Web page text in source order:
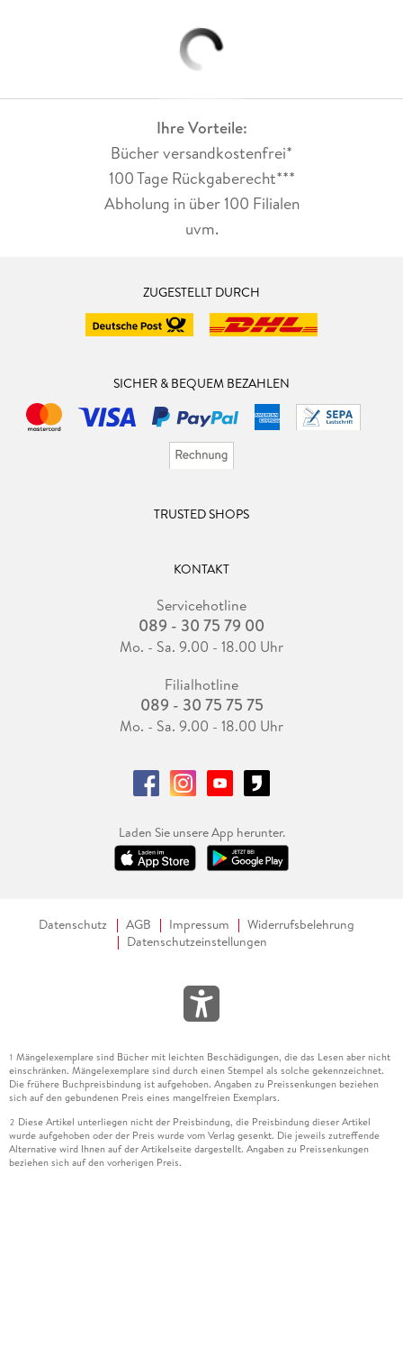
Ihre Vorteile:
Bücher versandkostenfrei*
100 Tage Rückgaberecht***
Abholung in über 100 Filialen
uvm.
ZUGESTELLT DURCH
SICHER & BEQUEM BEZAHLEN
TRUSTED SHOPS
KONTAKT
Servicehotline
089 - 30 75 79 00
Mo. - Sa. 9.00 - 18.00 Uhr
Filialhotline
089 - 30 75 75 75
Mo. - Sa. 9.00 - 18.00 Uhr
Laden Sie unsere App herunter.
Datenschutz AGB Impressum
Widerrufsbelehrung
Datenschutzeinstellungen
1 Mängelexemplare sind Bücher mit leichten Beschädigungen, die das Lesen aber nicht
einschränken. Mängelexemplare sind durch einen Stempel als solche gekennzeichnet.
Die frühere Buchpreisbindung ist aufgehoben. Angaben zu Preissenkungen beziehen
sich auf den gebundenen Preis eines mangelfreien Exemplars.
2 Diese Artikel unterliegen nicht der Preisbindung, die Preisbindung dieser Artikel
wurde aufgehoben oder der Preis wurde vom Verlag gesenkt. Die jeweils zutreffende
Alternative wird Ihnen auf der Artikelseite dargestellt. Angaben zu Preissenkungen
beziehen sich auf den vorherigen Preis.